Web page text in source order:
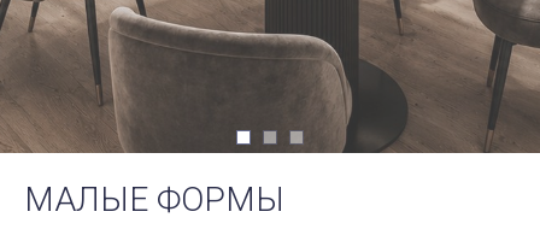
МАЛЫЕ ФОРМЫ